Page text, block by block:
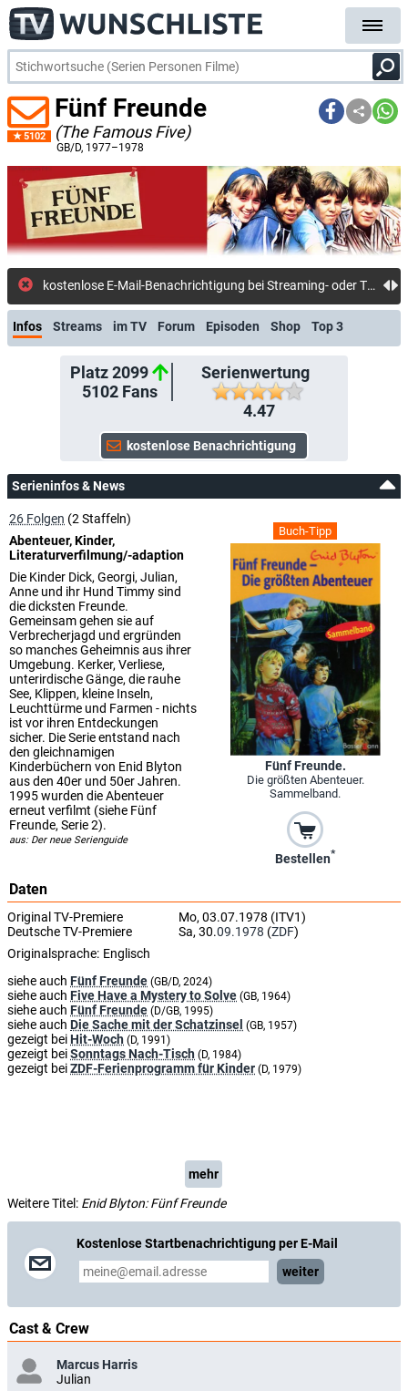
5102
Fünf Freunde
(The Famous Five)
GB/D, 1977–1978
kostenlose E-Mail-Benachrichtigung bei Streaming- oder TV-Start
Infos Streams im TV Forum Episoden Shop Top 3
Platz 2099
5102Fans
Serienwertung
4.47
Serieninfos & News
Buch-Tipp
Fünf Freunde.
Die größten Abenteuer.
Sammelband.
Bestellen*
26 Folgen (2 Staffeln)
Abenteuer, Kinder,
Literaturverfilmung/-adaption
Die Kinder Dick, Georgi, Julian,
Anne und ihr Hund Timmy sind
die dicksten Freunde.
Gemeinsam gehen sie auf
Verbrecherjagd und ergründen
so manches Geheimnis aus ihrer
Umgebung. Kerker, Verliese,
unterirdische Gänge, die rauhe
See, Klippen, kleine Inseln,
Leuchttürme und Farmen - nichts
ist vor ihren Entdeckungen
sicher. Die Serie entstand nach
den gleichnamigen
Kinderbüchern von Enid Blyton
aus den 40er und 50er Jahren.
1995 wurden die Abenteuer
erneut verfilmt (siehe Fünf
Freunde, Serie 2).
aus: Der neue Serienguide
Daten
Original TV-Premiere
Mo, 03.07.1978 (ITV1)
Deutsche TV-Premiere
Sa, 30.09.1978 (ZDF)
Originalsprache: Englisch
siehe auch Fünf Freunde (GB/D, 2024)
siehe auch Five Have a Mystery to Solve (GB, 1964)
siehe auch Fünf Freunde (D/GB, 1995)
siehe auch Die Sache mit der Schatzinsel (GB, 1957)
gezeigt beiHit-Woch (D, 1991)
gezeigt beiSonntags Nach-Tisch (D, 1984)
gezeigt beiZDF-Ferienprogramm für Kinder (D, 1979)
mehr
Weitere Titel: Enid Blyton: Fünf Freunde
Kostenlose Startbenachrichtigung per E-Mail
weiter
Cast & Crew
Marcus Harris
Julian